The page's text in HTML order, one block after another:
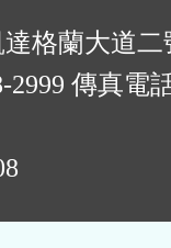
格蘭大道二
2999 傳真電